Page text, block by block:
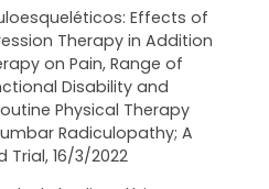
Effects of
Therapy in Addition
on Pain, Range of
Disability and
Physical Therapy
Radiculopathy; A
Trial, 16/3/2022